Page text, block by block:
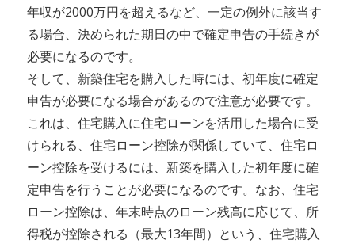
年収が2000万円を超えるなど、一定の例外に該当す
る場合、決められた期日の中で確定申告の手続きが
必要になるのです。
そして、新築住宅を購入した時には、初年度に確定
申告が必要になる場合があるので注意が必要です。
これは、住宅購入に住宅ローンを活用した場合に受
けられる、住宅ローン控除が関係していて、住宅ロ
ーン控除を受けるには、新築を購入した初年度に確
定申告を行うことが必要になるのです。なお、住宅
ローン控除は、年末時点のローン残高に応じて、所
得税が控除される（最大13年間）という、住宅購入